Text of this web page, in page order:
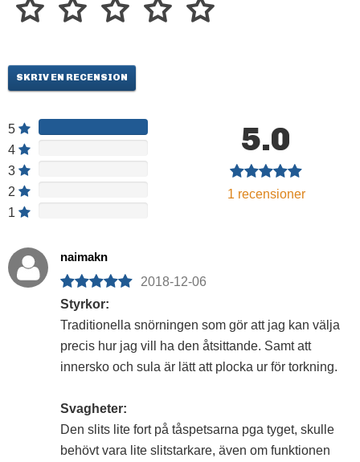
SKRIV EN RECENSION
5
4
3
2
1
5.0
1 recensioner
naimakn
2018-12-06
Styrkor:
Traditionella snörningen som gör att jag kan välja
precis hur jag vill ha den åtsittande. Samt att
innersko och sula är lätt att plocka ur för torkning.
Svagheter:
Den slits lite fort på tåspetsarna pga tyget, skulle
behövt vara lite slitstarkare, även om funktionen